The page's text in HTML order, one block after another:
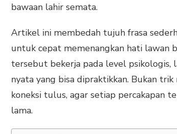
bawaan lahir semata.
Artikel ini membedah tujuh frasa
untuk cepat memenangkan hati lawan
tersebut bekerja pada level psikologis,
nyata yang bisa dipraktikkan. Bukan
koneksi tulus, agar setiap percakapan
lama.